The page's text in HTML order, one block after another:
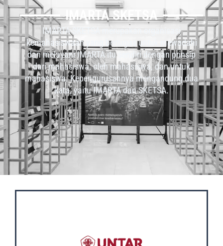
IMARTA SKETSA
IMARTA-SKETSA merupakan organisasi
kemahasiswaan yang bertugas untuk mewadahi
dan melayani IMARTA itu sendiri dengan prinsip
dari mahasiswa, oleh mahasiswa, dan untuk
mahasiswa. Kepengurusannya mengandung dua
kata, yaitu IMARTA dan SKETSA.